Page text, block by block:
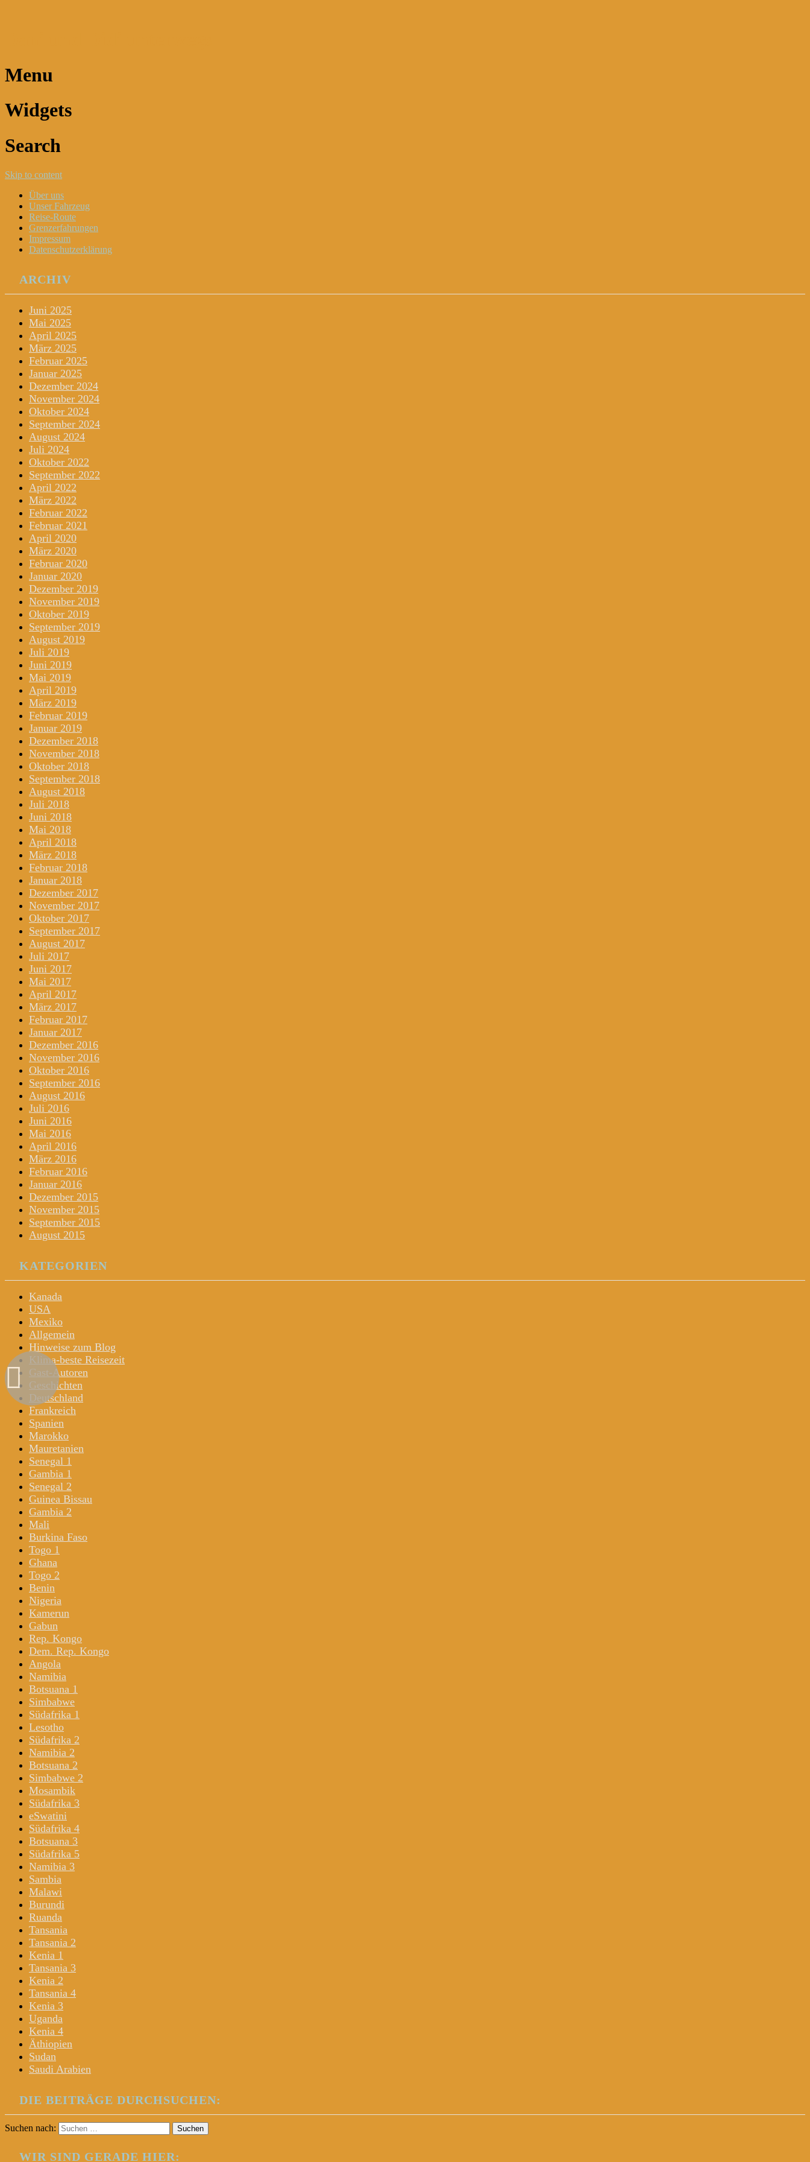
Menu
Widgets
Search
Skip to content
Über uns
Unser Fahrzeug
Reise-Route
Grenzerfahrungen
Impressum
Datenschutzerklärung
ARCHIV
Juni 2025
Mai 2025
April 2025
März 2025
Februar 2025
Januar 2025
Dezember 2024
November 2024
Oktober 2024
September 2024
August 2024
Juli 2024
Oktober 2022
September 2022
April 2022
März 2022
Februar 2022
Februar 2021
April 2020
März 2020
Februar 2020
Januar 2020
Dezember 2019
November 2019
Oktober 2019
September 2019
August 2019
Juli 2019
Juni 2019
Mai 2019
April 2019
März 2019
Februar 2019
Januar 2019
Dezember 2018
November 2018
Oktober 2018
September 2018
August 2018
Juli 2018
Juni 2018
Mai 2018
April 2018
März 2018
Februar 2018
Januar 2018
Dezember 2017
November 2017
Oktober 2017
September 2017
August 2017
Juli 2017
Juni 2017
Mai 2017
April 2017
März 2017
Februar 2017
Januar 2017
Dezember 2016
November 2016
Oktober 2016
September 2016
August 2016
Juli 2016
Juni 2016
Mai 2016
April 2016
März 2016
Februar 2016
Januar 2016
Dezember 2015
November 2015
September 2015
August 2015
KATEGORIEN
Kanada
USA
Mexiko
Allgemein
Hinweise zum Blog
Klima-beste Reisezeit
Gast-Autoren
Geschichten
Deutschland
Frankreich
Spanien
Marokko
Mauretanien
Senegal 1
Gambia 1
Senegal 2
Guinea Bissau
Gambia 2
Mali
Burkina Faso
Togo 1
Ghana
Togo 2
Benin
Nigeria
Kamerun
Gabun
Rep. Kongo
Dem. Rep. Kongo
Angola
Namibia
Botsuana 1
Simbabwe
Südafrika 1
Lesotho
Südafrika 2
Namibia 2
Botsuana 2
Simbabwe 2
Mosambik
Südafrika 3
eSwatini
Südafrika 4
Botsuana 3
Südafrika 5
Namibia 3
Sambia
Malawi
Burundi
Ruanda
Tansania
Tansania 2
Kenia 1
Tansania 3
Kenia 2
Tansania 4
Kenia 3
Uganda
Kenia 4
Äthiopien
Sudan
Saudi Arabien
DIE BEITRÄGE DURCHSUCHEN:
Suchen nach:
WIR SIND GERADE HIER: